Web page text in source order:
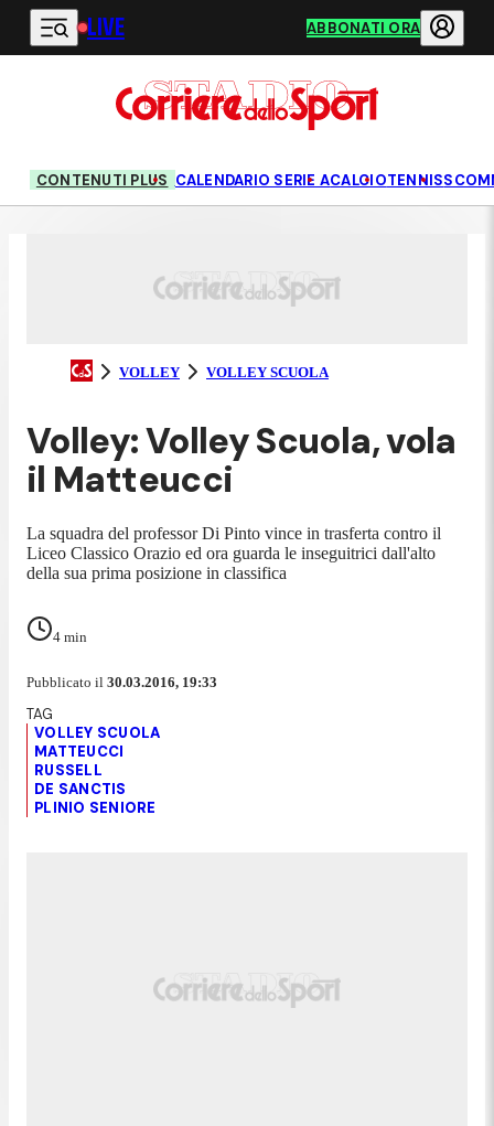
Vai al contenuto principale
LIVE ABBONATI ORA
CONTENUTI PLUS CALENDARIO SERIE ACALCIOTENNIS
VOLLEY VOLLEY SCUOLA
Volley: Volley Scuola, vola
il Matteucci
La squadra del professor Di Pinto vince in trasferta contro il
Liceo Classico Orazio ed ora guarda le inseguitrici dall'alto
della sua prima posizione in classifica
4 min
Pubblicato il 30.03.2016, 19:33
VOLLEY SCUOLA
MATTEUCCI
RUSSELL
DE SANCTIS
PLINIO SENIORE